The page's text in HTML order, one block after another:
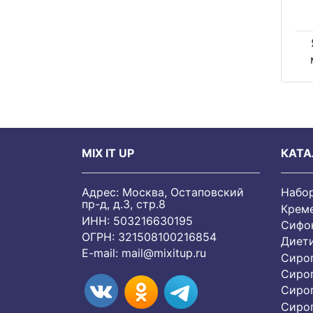
MIX IT UP
Адрес: Москва, Остаповский
пр-д, д.3, стр.8
ИНН: 503216630195
ОГРН: 321508100216854
E-mail: mail@mixitup.ru